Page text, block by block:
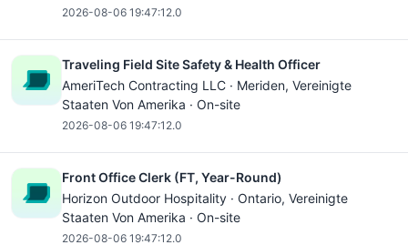
2026-08-06 19:47:12.0
Traveling Field Site Safety & Health Officer
AmeriTech Contracting LLC · Meriden, Vereinigte
Staaten Von Amerika · On-site
2026-08-06 19:47:12.0
Front Office Clerk (FT, Year-Round)
Horizon Outdoor Hospitality · Ontario, Vereinigte
Staaten Von Amerika · On-site
2026-08-06 19:47:12.0